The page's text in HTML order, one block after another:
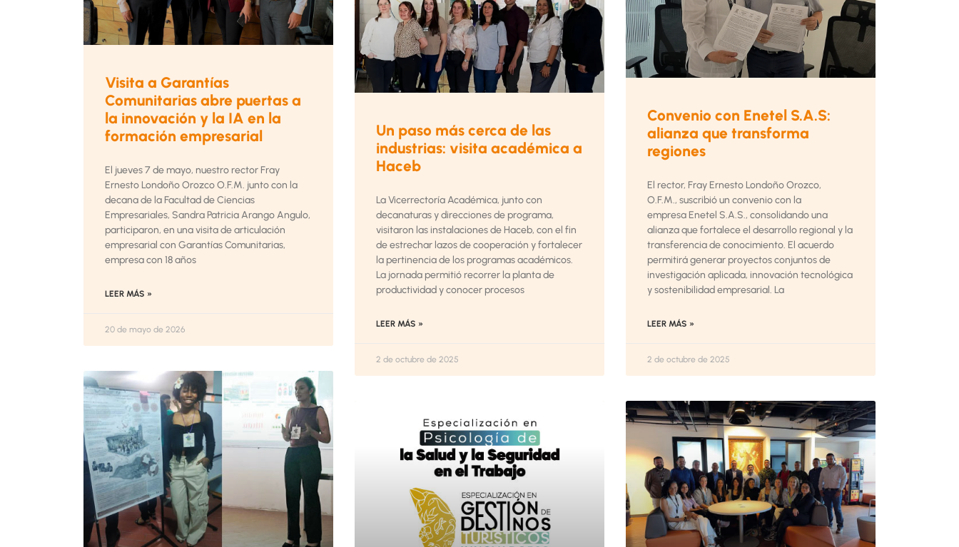
Visita a Garantías
Comunitarias abre puertas a
la innovación y la IA en la
formación empresarial
El jueves 7 de mayo, nuestro rector Fray
Ernesto Londoño Orozco O.F.M. junto con la
decana de la Facultad de Ciencias
Empresariales, Sandra Patricia Arango Angulo,
participaron, en una visita de articulación
empresarial con Garantías Comunitarias,
empresa con 18 años
LEER MÁS »
20 de mayo de 2026
Un paso más cerca de las
industrias: visita académica a
Haceb
La Vicerrectoría Académica, junto con
decanaturas y direcciones de programa,
visitaron las instalaciones de Haceb, con el fin
de estrechar lazos de cooperación y fortalecer
la pertinencia de los programas académicos.
La jornada permitió recorrer la planta de
productividad y conocer procesos
LEER MÁS »
2 de octubre de 2025
Convenio con Enetel S.A.S:
alianza que transforma
regiones
El rector, Fray Ernesto Londoño Orozco,
O.F.M., suscribió un convenio con la
empresa Enetel S.A.S., consolidando una
alianza que fortalece el desarrollo regional y la
transferencia de conocimiento. El acuerdo
permitirá generar proyectos conjuntos de
investigación aplicada, innovación tecnológica
y sostenibilidad empresarial. La
LEER MÁS »
2 de octubre de 2025